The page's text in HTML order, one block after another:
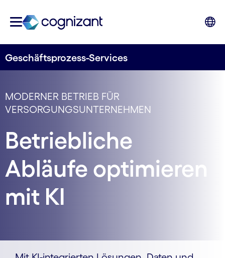
Geschäftsprozess-Services
MODERNER BETRIEB FÜR
VERSORGUNGSUNTERNEHMEN
Betriebliche
Abläufe optimieren
mit KI